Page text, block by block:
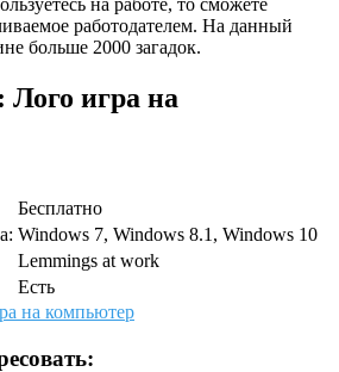
на работе, то сможете
работодателем. На данный
больше 2000 загадок.
игра на
Бесплатно
Windows 7, Windows 8.1, Windows 10
Lemmings at work
Есть
на компьютер